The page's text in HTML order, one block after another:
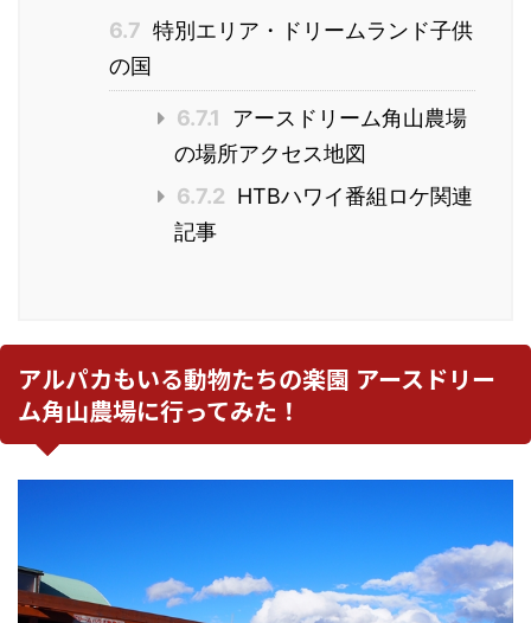
6.7 特別エリア・ドリームランド子供
の国
6.7.1
アースドリーム角山農場
の場所アクセス地図
6.7.2 HTBハワイ番組ロケ関連
記事
アルパカもいる動物たちの楽園 アースドリー
ム角山農場に行ってみた！